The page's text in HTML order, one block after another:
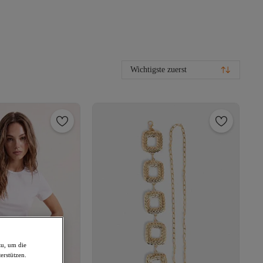
Wichtigste zuerst
um die